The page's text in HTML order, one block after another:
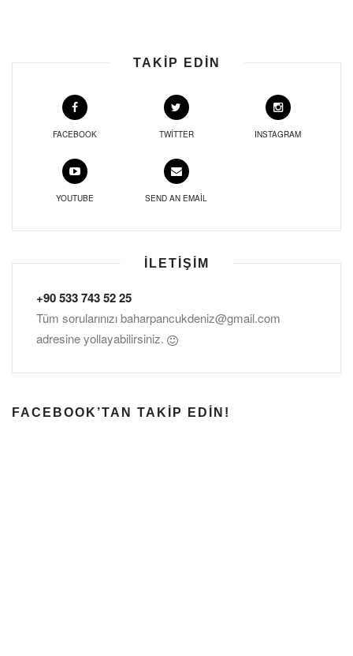
TAKIP EDIN
FACEBOOK TWITTER INSTAGRAM
YOUTUBE SEND AN EMAIL
İLETIŞIM
+90 533 743 52 25
Tüm sorularınızıbaharpancukdeniz@gmail.com
adresine yollayabilirsiniz.
FACEBOOK’TAN TAKIP EDIN!